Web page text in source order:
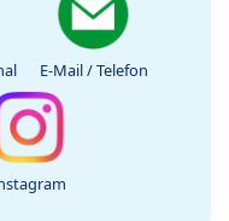
E-Mail / Telefon